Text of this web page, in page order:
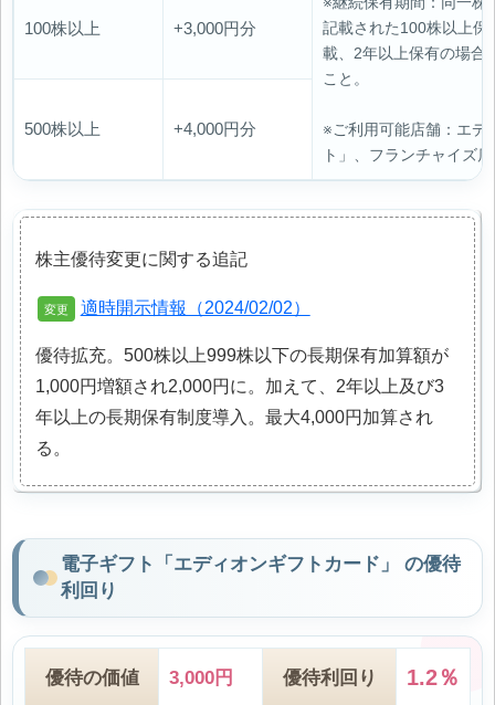
100株以上 +3,000円分
記載された100株以上保
載、2年以上保有の場合
こと。
※ご利用可能店舗：エデ
ト」、フランチャイズ
500株以上 +4,000円分
株主優待変更に関する追記
適時開示情報（2024/02/02）
優待拡充。500株以上999株以下の長期保有加算額が
1,000円増額され2,000円に。加えて、2年以上及び3
年以上の長期保有制度導入。最大4,000円加算され
る。
電子ギフト「エディオンギフトカード」 の優待
利回り
優待の価値 3,000円 優待利回り 1.2％